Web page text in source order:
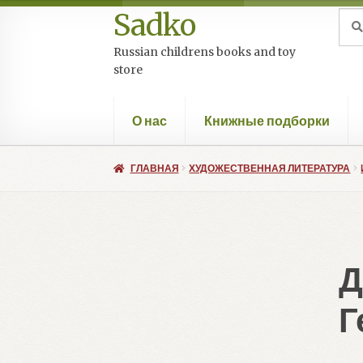
Перейти
к
навигации
Перейти
к
содержимому
Sadko
Russian childrens books and toy
store
О нас Книжные подборки
ГЛАВНАЯ ХУДОЖЕСТВЕННАЯ ЛИТЕРАТУРА